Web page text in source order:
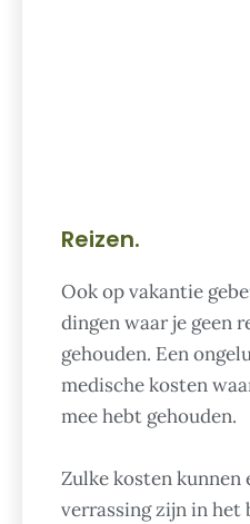
Reizen.
Ook op vakantie
dingen waar je geen
gehouden. Een
medische kosten
mee hebt gehouden.
Zulke kosten kunnen
verrassing zijn in het